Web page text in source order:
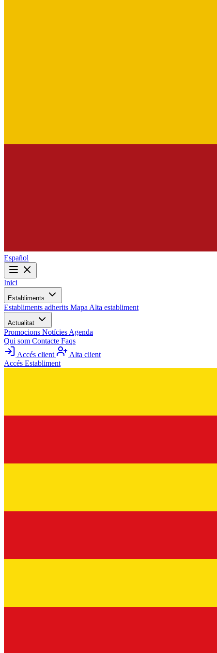
Español
Inici
Establiments
Establiments adherits Mapa Alta establiment
Actualitat
Promocions Notícies Agenda
Qui som Contacte Faqs
Accés client
Alta client
Accés Establiment